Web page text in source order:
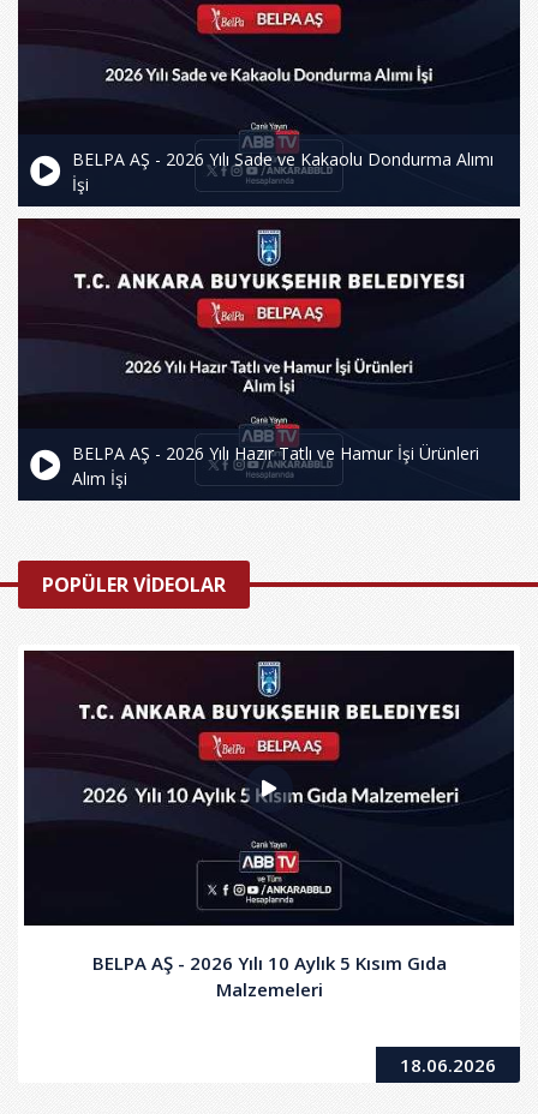
BELPA AŞ - 2026 Yılı Sade ve Kakaolu Dondurma Alımı
İşi
BELPA AŞ - 2026 Yılı Hazır Tatlı ve Hamur İşi Ürünleri
Alım İşi
POPÜLER VİDEOLAR
BELPA AŞ - 2026 Yılı 10 Aylık 5 Kısım Gıda
Malzemeleri
18.06.2026